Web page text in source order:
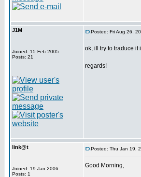
J1M
Joined: 15 Feb 2005
Posts: 21
Posted: Fri Aug 26,
ok, ill try to traduce it
regards!
link@t
Joined: 19 Jan 2006
Posts: 1
Posted: Thu Jan 19,
Good Morning,